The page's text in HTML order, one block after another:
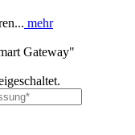
mehr
Gateway"